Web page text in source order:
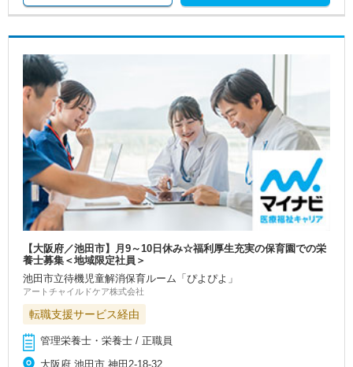
【大阪府／池田市】月9～10日休み☆福利厚生充実の保育園での栄
養士募集＜地域限定社員＞
池田市立待機児童解消保育ルーム「ぴよぴよ」
アートチャイルドケア株式会社
転職支援サービス経由
管理栄養士・栄養士 / 正職員
大阪府 池田市 神田2-18-32